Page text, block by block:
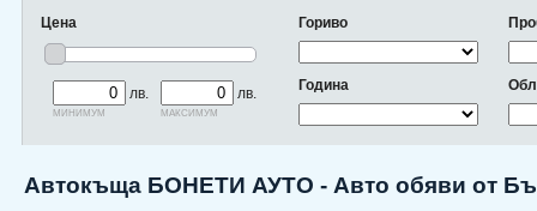
Цена
лв.
минимум
лв.
максимум
Гориво
Година
Автокъща БОНЕТИ АУТО - Авто обяви от